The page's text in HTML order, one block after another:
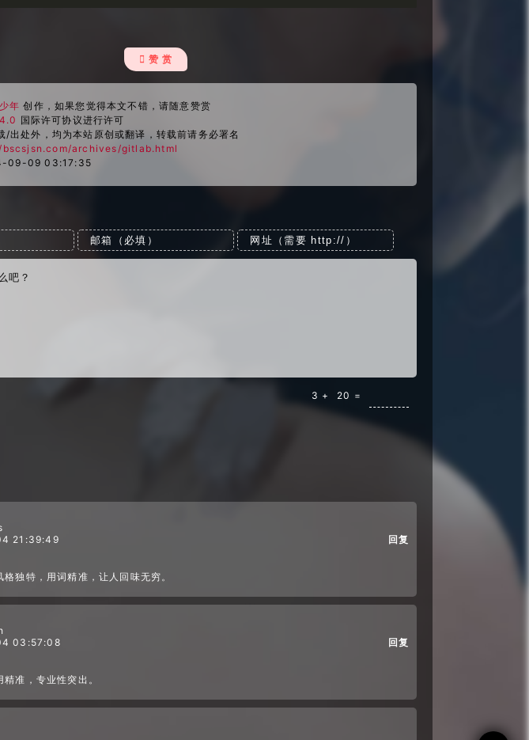
 赞 赏
年 创作，如果您觉得本文不错，请随意赞赏
国际许可协议进行许可
/出处外，均为本站原创或翻译，转载前请务必署名
archives/gitlab.html
09-09 03:17:35
20 =
3 +
21:39:49
回复
格独特，用词精准，让人回味无穷。
03:57:08
回复
准，专业性突出。